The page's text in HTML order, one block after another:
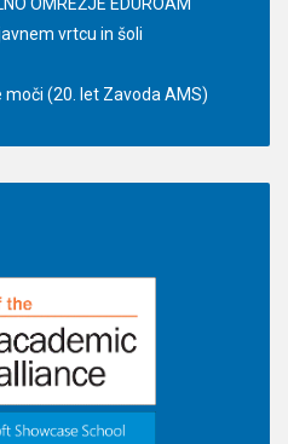
vrtcu in šoli
(20. let Zavoda AMS)